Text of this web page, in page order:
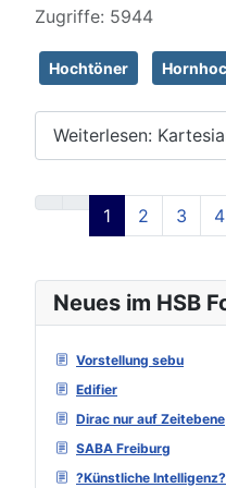
Neues im HSB
Vorstellung sebu
Edifier
Dirac nur auf Zeitebene
SABA Freiburg
?Künstliche Intelligenz?
Zugriffe: 5944
Hochtöner
Weiterlesen:
1 2 3 4